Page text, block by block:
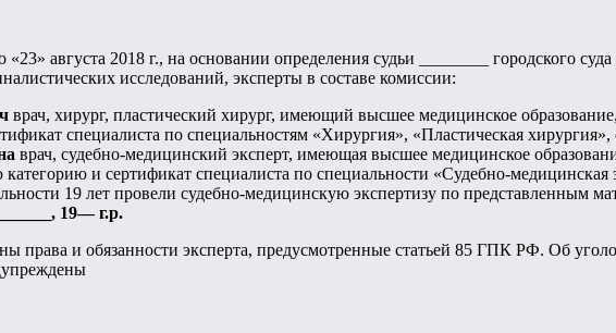
августа 2018 г., на основании определения судьи ________ городского
исследований, эксперты в составе комиссии:
врач, хирург, пластический хирург, имеющий высшее медицинское
специалиста по специальностям «Хирургия», «Пластическая
врач, судебно-медицинский эксперт, имеющая высшее медицинское
и сертификат специалиста по специальности «Судебно-медицинская
19 лет провели судебно-медицинскую экспертизу по представленным
19— г.р.
права и обязанности эксперта, предусмотренные статьей 85 ГПК РФ. Об